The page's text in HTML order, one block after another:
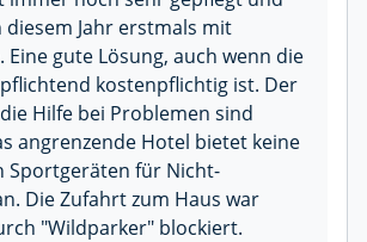
diesem Jahr erstmals mit
Eine gute Lösung, auch wenn die
kostenpflichtig ist. Der
Hilfe bei Problemen sind
angrenzende Hotel bietet keine
Sportgeräten für Nicht-
Die Zufahrt zum Haus war
"Wildparker" blockiert.